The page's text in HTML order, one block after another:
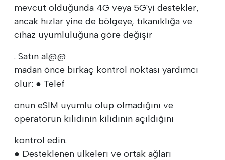
mevcut olduğunda 4G veya 5G'yi destekler,
ancak hızlar yine de bölgeye, tıkanıklığa ve
cihaz uyumluluğuna göre değişir
. Satın al@@
madan önce birkaç kontrol noktası yardımcı
olur: ● Telef
onun eSIM uyumlu olup olmadığını ve
operatörün kilidinin kilidinin açıldığını
kontrol edin.
● Desteklenen ülkeleri ve ortak ağları